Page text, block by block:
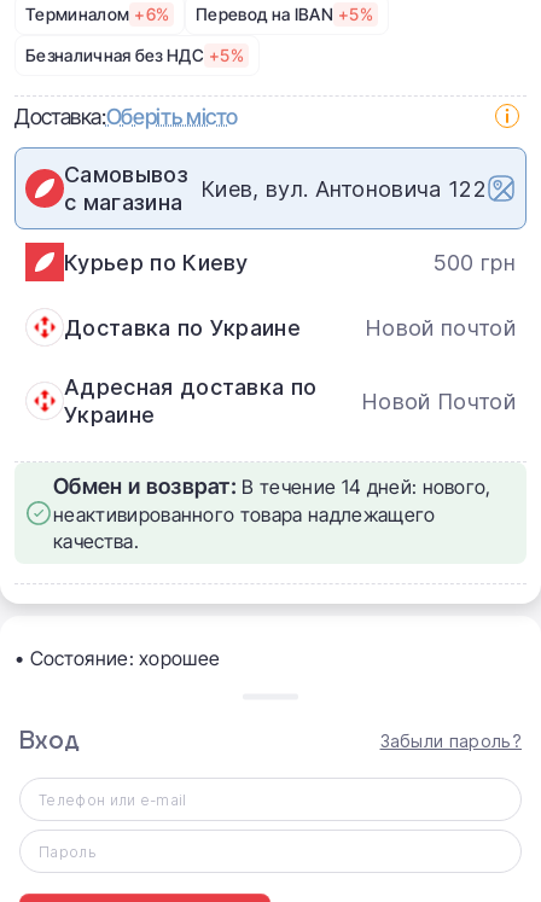
Терминалом +6% Перевод на IBAN +5%
Безналичная без НДС +5%
Доставка:Оберіть місто
Самовывоз
с магазина
Киев, вул. Антоновича 122
Курьер по Киеву 500 грн
Доставка по Украине Новой почтой
Адресная доставка по
Украине
Новой Почтой
Обмен и возврат: В течение 14 дней: нового,
неактивированного товара надлежащего
качества.
• Состояние: хорошее
• Гарантия: 3 месяца
• Комплект: кабель, iPhone
💸 Цена: 10 599 грн (~250$)
Вход Забыли пароль?
Телефон или e-mail
Пароль